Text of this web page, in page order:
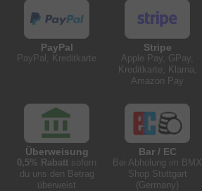
PayPal
PayPal, Kreditkarte
Stripe
Apple Pay, GPay,
Kreditkarte, Klarna,
Amazon Pay
Überweisung
0,5% Rabatt sofern
du uns den Betrag
überweist
Bar / EC
Bei Abholung im BMX
Shop Stuttgart
(Germany)